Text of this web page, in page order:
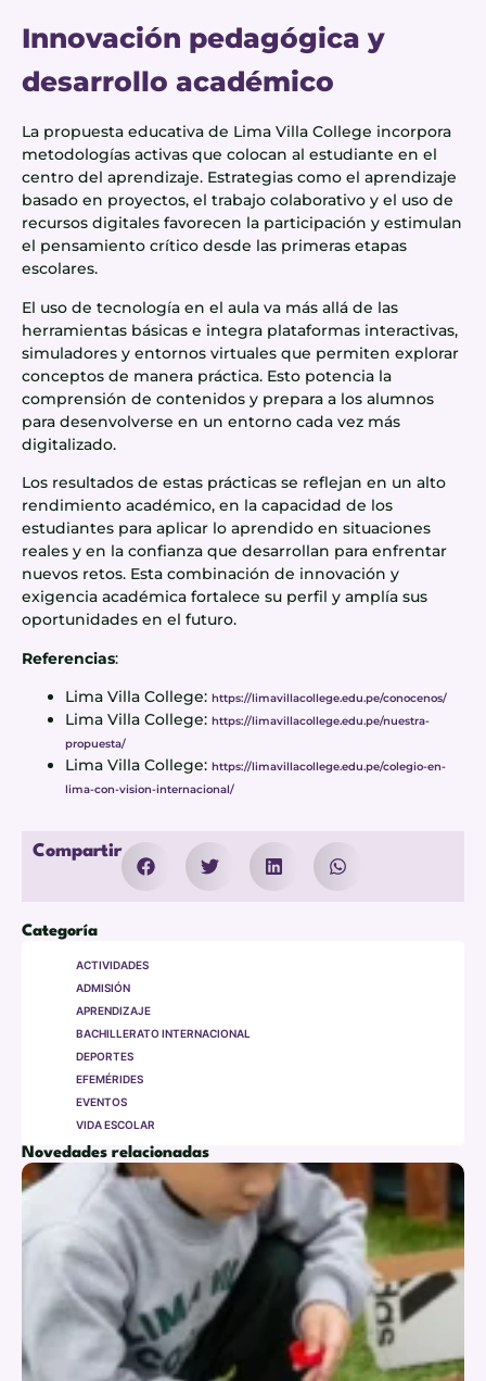
Categoría
ACTIVIDADES
ADMISIÓN
APRENDIZAJE
BACHILLERATO INTERNACIONAL
DEPORTES
EFEMÉRIDES
EVENTOS
VIDA ESCOLAR
Novedades relacionadas
Innovación pedagógica y
desarrollo académico
La propuesta educativa de Lima Villa College incorpora
metodologías activas que colocan al estudiante en el
centro del aprendizaje. Estrategias como el aprendizaje
basado en proyectos, el trabajo colaborativo y el uso de
recursos digitales favorecen la participación y estimulan
el pensamiento crítico desde las primeras etapas
escolares.
El uso de tecnología en el aula va más allá de las
herramientas básicas e integra plataformas interactivas,
simuladores y entornos virtuales que permiten explorar
conceptos de manera práctica. Esto potencia la
comprensión de contenidos y prepara a los alumnos
para desenvolverse en un entorno cada vez más
digitalizado.
Los resultados de estas prácticas se reflejan en un alto
rendimiento académico, en la capacidad de los
estudiantes para aplicar lo aprendido en situaciones
reales y en la confianza que desarrollan para enfrentar
nuevos retos. Esta combinación de innovación y
exigencia académica fortalece su perfil y amplía sus
oportunidades en el futuro.
Referencias:
Lima Villa College: https://limavillacollege.edu.pe/conocenos/
Lima Villa College: https://limavillacollege.edu.pe/nuestra-
propuesta/
Lima Villa College: https://limavillacollege.edu.pe/colegio-en-
lima-con-vision-internacional/
Compartir